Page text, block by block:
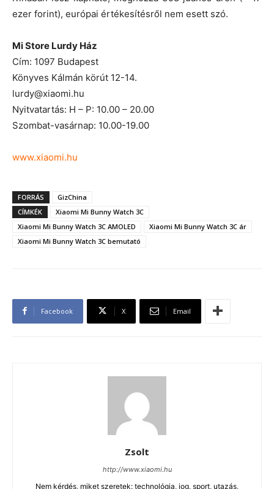
ezer forint), európai értékesítésről nem esett szó.
Mi Store Lurdy Ház
Cím: 1097 Budapest
Könyves Kálmán körút 12-14.
lurdy@xiaomi.hu
Nyitvatartás: H – P: 10.00 – 20.00
Szombat-vasárnap: 10.00-19.00
www.xiaomi.hu
FORRÁS
GizChina
CÍMKÉK
Xiaomi Mi Bunny Watch 3C
Xiaomi Mi Bunny Watch 3C AMOLED
Xiaomi Mi Bunny Watch 3C ár
Xiaomi Mi Bunny Watch 3C bemutató
Facebook X Email
Zsolt
http://www.xiaomi.hu
Nem kérdés, miket szeretek: technológia, jog, sport, utazás,